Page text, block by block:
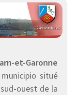
Garonne
situé
ouest de la